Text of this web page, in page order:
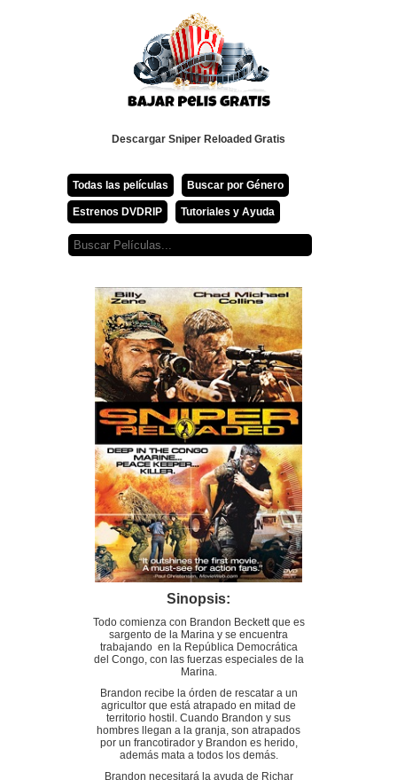
Descargar Sniper Reloaded Gratis
Todas las películas Buscar por Género
Estrenos DVDRIP Tutoriales y Ayuda
Sinopsis:
Todo comienza con Brandon Beckett que es
sargento de la Marina y se encuentra
trabajando en la República Democrática
del Congo, con las fuerzas especiales de la
Marina.
Brandon recibe la órden de rescatar a un
agricultor que está atrapado en mitad de
territorio hostil. Cuando Brandon y sus
hombres llegan a la granja, son atrapados
por un francotirador y Brandon es herido,
además mata a todos los demás.
Brandon necesitará la ayuda de Richar